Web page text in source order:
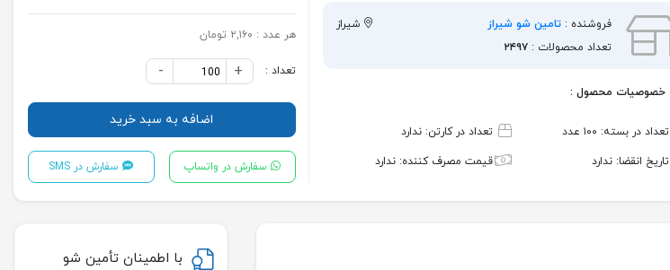
فروشنده :تامین شو شیراز
شیراز
تعداد محصولات :۲۴۹۷
خصوصیات محصول :
تعداد در بسته: ۱۰۰ عدد تعداد در کارتن: ندارد
تاریخ انقضا: ندارد قیمت مصرف کننده: ندارد
هر عدد : ۲,۱۶۰ تومان
تعداد : +
-
اضافه به سبد خرید
سفارش در واتساپ سفارش در SMS
با اطمینان تأمین شو